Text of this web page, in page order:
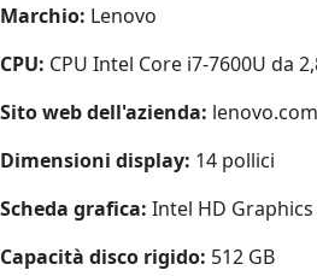
Marchio: Lenovo
CPU: CPU Intel Core i7-7600U da
Sito web dell'azienda: lenovo.com
Dimensioni display: 14 pollici
Scheda grafica: Intel HD Graphics
Capacità disco rigido: 512 GB